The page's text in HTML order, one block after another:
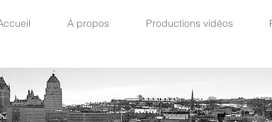
À propos Productions vidéos